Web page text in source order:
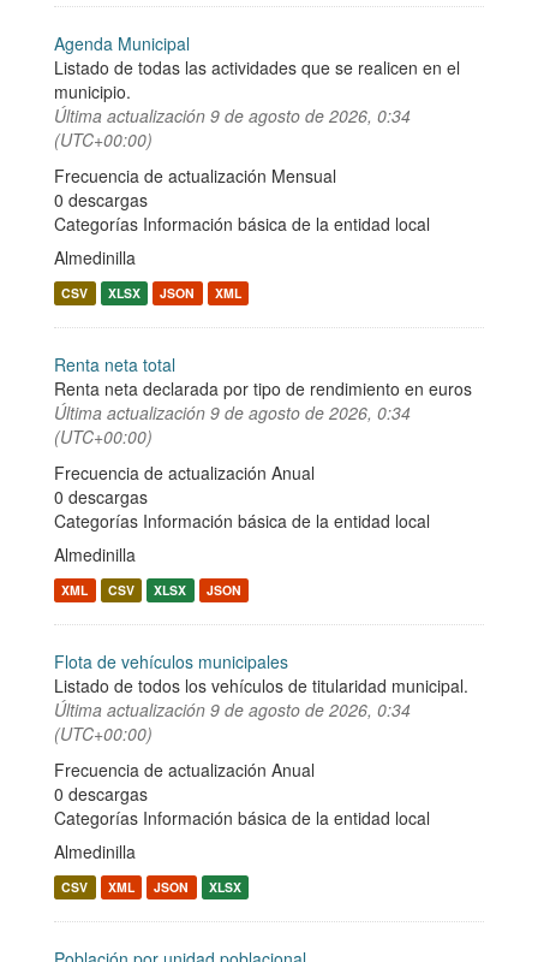
Agenda Municipal
Listado de todas las actividades que se realicen en el
municipio.
Última actualización 9 de agosto de 2026, 0:34
(UTC+00:00)
Frecuencia de actualización Mensual
0 descargas
Categorías Información básica de la entidad local
Almedinilla
CSV XLSX JSON XML
Renta neta total
Renta neta declarada por tipo de rendimiento en euros
Última actualización 9 de agosto de 2026, 0:34
(UTC+00:00)
Frecuencia de actualización Anual
0 descargas
Categorías Información básica de la entidad local
Almedinilla
XML CSV XLSX JSON
Flota de vehículos municipales
Listado de todos los vehículos de titularidad municipal.
Última actualización 9 de agosto de 2026, 0:34
(UTC+00:00)
Frecuencia de actualización Anual
0 descargas
Categorías Información básica de la entidad local
Almedinilla
CSV XML JSON XLSX